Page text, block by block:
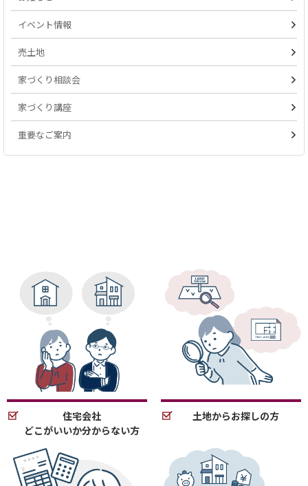
イベント情報
売土地
家づくり相談会
家づくり講座
重要なご案内
住宅会社
どこがいいか分からない方
土地からお探しの方